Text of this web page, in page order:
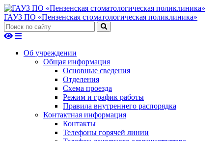
ГАУЗ ПО «Пензенская стоматологическая поликлиника»
Об учреждении
Общая информация
Основные сведения
Отделения
Схема проезда
Режим и график работы
Правила внутреннего распорядка
Контактная информация
Контакты
Телефоны горячей линии